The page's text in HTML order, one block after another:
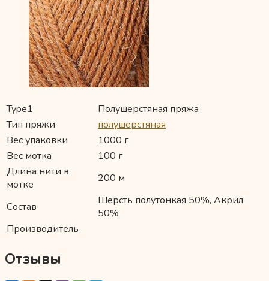
Type1
Полушерстяная пряжа
Тип пряжи
полушерстяная
Вес упаковки
1000 г
Вес мотка
100 г
Длина нити в
мотке
200 м
Состав
Шерсть полутонкая 50%, Акрил
50%
Производитель
Отзывы